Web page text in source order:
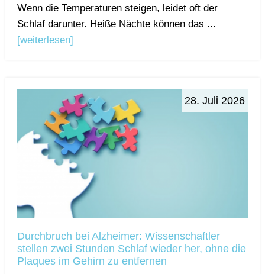
Wenn die Temperaturen steigen, leidet oft der
Schlaf darunter. Heiße Nächte können das ...
[weiterlesen]
28. Juli 2026
Durchbruch bei Alzheimer: Wissenschaftler
stellen zwei Stunden Schlaf wieder her, ohne die
Plaques im Gehirn zu entfernen